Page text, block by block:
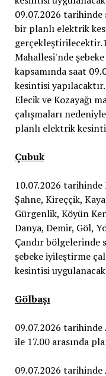
Çubuk
10.07.2026 tarihinde
Şahne, Kireççik,
Gürgenlik, Köyün
Danya, Demir, Göl,
Çandır bölgelerinde
şebeke iyileştirme
kesintisi
Gölbaşı
09.07.2026 tarihinde
ile 17.00 arasında
09.07.2026 tarihinde